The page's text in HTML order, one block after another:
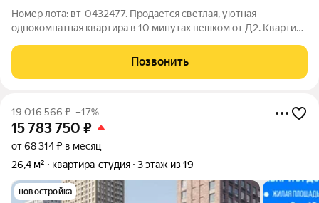
Номер лота: вт-0432477. Продается светлая, уютная
однокомнатная квартира в 10 минутах пешком от Д2. Квартира
комфортного проживания. Дом панельный, в хорошем
состоянии. Район хорошо развит, рядом
Позвонить
19 016 566₽ –17%
15 783 750 ₽
от 68 314 ₽ в месяц
26,4 м²
квартира-студия 3 этаж из 19
новостройка